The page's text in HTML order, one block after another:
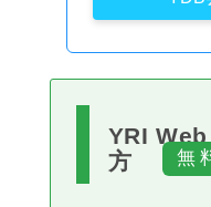
YRI
方